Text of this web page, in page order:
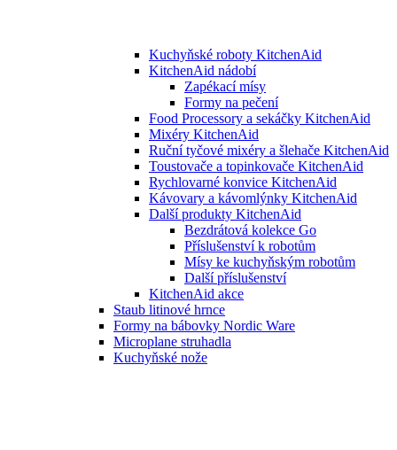
Kuchyňské roboty KitchenAid
KitchenAid nádobí
Zapékací mísy
Formy na pečení
Food Processory a sekáčky KitchenAid
Mixéry KitchenAid
Ruční tyčové mixéry a šlehače KitchenAid
Toustovače a topinkovače KitchenAid
Rychlovarné konvice KitchenAid
Kávovary a kávomlýnky KitchenAid
Další produkty KitchenAid
Bezdrátová kolekce Go
Příslušenství k robotům
Mísy ke kuchyňským robotům
Další příslušenství
KitchenAid akce
Staub litinové hrnce
Formy na bábovky Nordic Ware
Microplane struhadla
Kuchyňské nože